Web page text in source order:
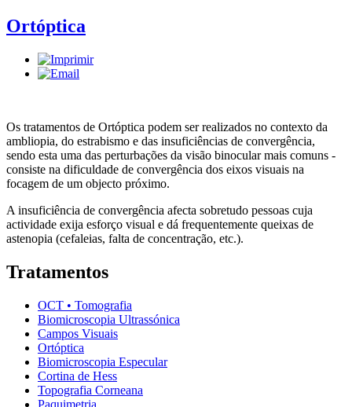
Ortóptica
Os tratamentos de Ortóptica podem ser realizados no contexto da
ambliopia, do estrabismo e das insuficiências de convergência,
sendo esta uma das perturbações da visão binocular mais comuns -
consiste na dificuldade de convergência dos eixos visuais na
focagem de um objecto próximo.
A insuficiência de convergência afecta sobretudo pessoas cuja
actividade exija esforço visual e dá frequentemente queixas de
astenopia (cefaleias, falta de concentração, etc.).
Tratamentos
OCT • Tomografia
Biomicroscopia Ultrassónica
Campos Visuais
Ortóptica
Biomicroscopia Especular
Cortina de Hess
Topografia Corneana
Paquimetria